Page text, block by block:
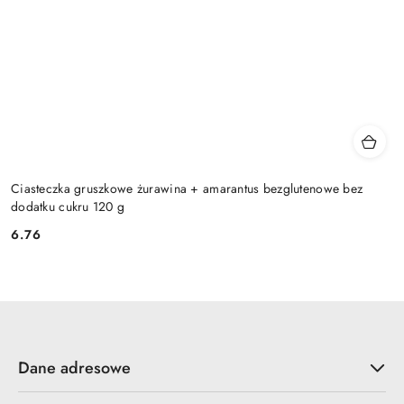
Ciasteczka gruszkowe żurawina + amarantus bezglutenowe bez
dodatku cukru 120 g
Cena:
6.76
Dane adresowe